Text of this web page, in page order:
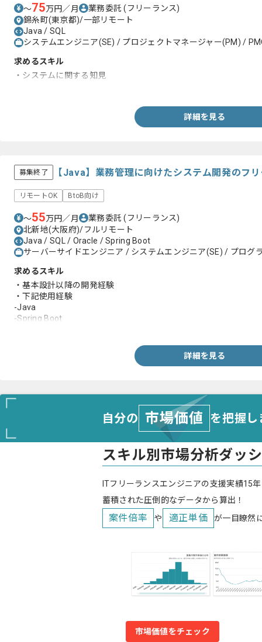
〜75万円／月 業務委託(フリーランス)
錦糸町(東京都)/一部リモート
Java / SQL
システムエンジニア(SE) / プロジェクトマネージャー(PM) /
求めるスキル
・システムに関する知見
詳細を見る
募集終了 【Java】業務管理に向けたシステム開発のフ
リモートOK BtoB向け
〜55万円／月 業務委託(フリーランス)
北新地(大阪府)/フルリモート
Java / SQL / Oracle / Spring Boot
サーバーサイドエンジニア / システムエンジニア(SE) / プログ
求めるスキル
・基本設計以降の開発経験
・下記使用経験
-Java
-Spring Boot
詳細を見る
自分の 市場価値 を把握
スキル別市場分析ダッ
ITフリーランスエンジニアの支援実績15
蓄積された圧倒的なデータから算出！
案件倍率 や 適正単価 が一目瞭然
市場価値をチェック